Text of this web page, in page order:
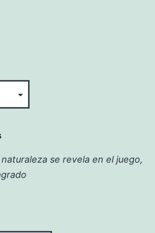
se revela en el juego,